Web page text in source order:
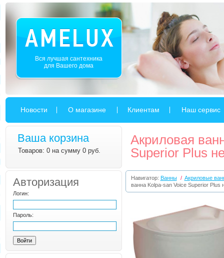
Вся лучшая сантехника
для Вашего дома
Новости О магазине Клиентам Наш сервис
Ваша корзина
Товаров: 0 на сумму 0 руб.
Авторизация
Логин:
Пароль:
Акриловая
Superior Plus
Навигатор: Ванны / Акриловые
ванна Kolpa-san Voice Superior Plus